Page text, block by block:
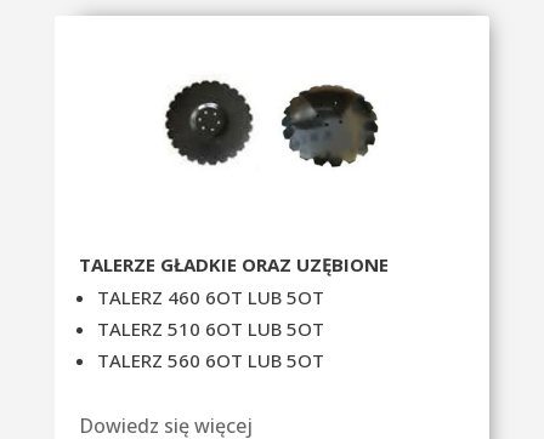
TALERZE GŁADKIE ORAZ UZĘBIONE
TALERZ 460 6OT LUB 5OT
TALERZ 510 6OT LUB 5OT
TALERZ 560 6OT LUB 5OT
Dowiedz się więcej